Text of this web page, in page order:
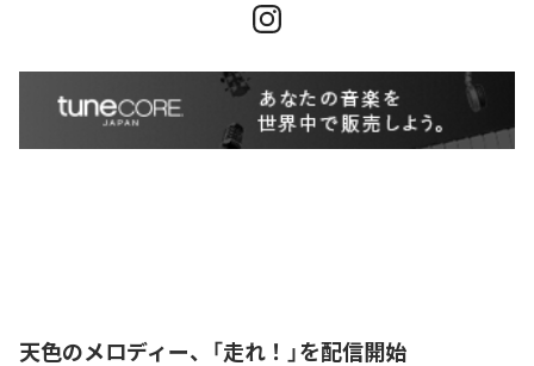
天色のメロディー、「走れ！」を配信開始